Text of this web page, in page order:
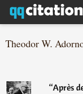
Theodor W.
“Après